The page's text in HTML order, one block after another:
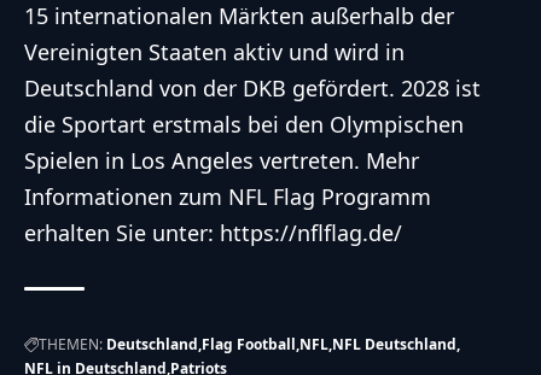
15 internationalen Märkten außerhalb der
Vereinigten Staaten aktiv und wird in
Deutschland von der DKB gefördert. 2028 ist
die Sportart erstmals bei den Olympischen
Spielen in Los Angeles vertreten. Mehr
Informationen zum NFL Flag Programm
erhalten Sie unter: https://nflflag.de/
THEMEN: Deutschland Flag Football NFL NFL Deutschland
NFL in Deutschland Patriots